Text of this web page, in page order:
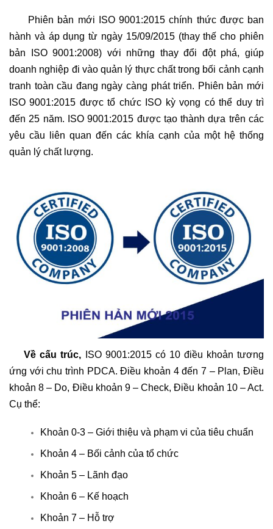
Phiên bản mới ISO 9001:2015 chính thức được ban
hành và áp dụng từ ngày 15/09/2015 (thay thế cho phiên
bản ISO 9001:2008) với những thay đổi đột phá, giúp
doanh nghiệp đi vào quản lý thực chất trong bối cảnh cạnh
tranh toàn cầu đang ngày càng phát triển. Phiên bản mới
ISO 9001:2015 được tổ chức ISO kỳ vọng có thể duy trì
đến 25 năm. ISO 9001:2015 được tạo thành dựa trên các
yêu cầu liên quan đến các khía cạnh của một hệ thống
quản lý chất lượng.
Về cấu trúc, ISO 9001:2015 có 10 điều khoản tương
ứng với chu trình PDCA. Điều khoản 4 đến 7 – Plan, Điều
khoản 8 – Do, Điều khoản 9 – Check, Điều khoản 10 – Act.
Cụ thể:
Khoản 0-3 – Giới thiệu và phạm vi của tiêu chuẩn
Khoản 4 – Bối cảnh của tổ chức
Khoản 5 – Lãnh đạo
Khoản 6 – Kế hoạch
Khoản 7 – Hỗ trợ